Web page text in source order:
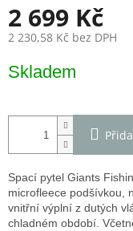
2 699 Kč
2 230,58 Kč bez DPH
cena:
Skladem
Spací pytel Giants
microfleece podšívkou,
vnitřní výplní z dutých
chladném období.